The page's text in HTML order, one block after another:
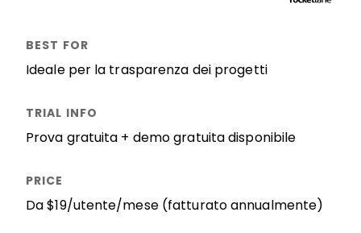
Ideale per la trasparenza dei progetti
Prova gratuita + demo gratuita disponibile
Da $19/utente/mese (fatturato annualmente)